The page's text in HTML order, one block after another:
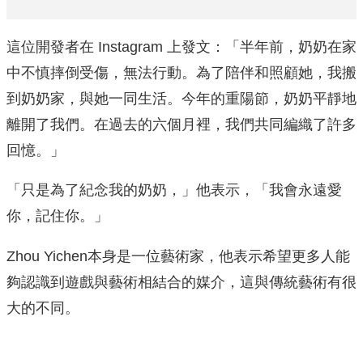
這位開發者在 Instagram 上發文：「半年前，奶奶在家
中不慎摔倒受傷，無法行動。為了陪伴和照顧她，我搬
到奶奶家，與她一同生活。今年的重陽節，奶奶平靜地
離開了我們。在過去的六個月裡，我們共同編織了許多
回憶。」
「只是為了紀念我的奶奶，」他表示，「我會永遠愛
你，記住你。」
Zhou Yichen本身是一位藝術家，他表示希望更多人能
夠認識到遊戲與藝術相結合的媒介，這與傳統藝術有很
大的不同。